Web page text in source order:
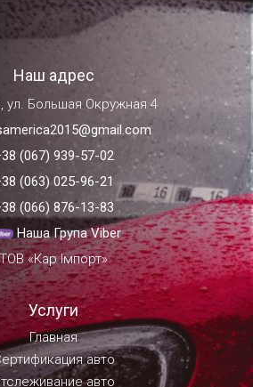
Наш адрес
ул. Большая Окружная 4
(067) 939-57-02
(063) 025-96-21
(066) 876-13-83
Наша Група Viber
ТОВ «Кар Імпорт»
Услуги
Главная
авто
авто